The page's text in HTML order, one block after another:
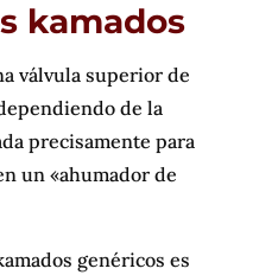
kamados
válvula superior de
de la
precisamente para
un «ahumador de
genéricos es